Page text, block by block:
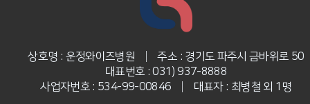
상호명 : 운정와이즈병원
주소 : 경기도 파주시 금바위로 50
대표번호 : 031) 937-8888
사업자번호 : 534-99-00846
대표자 : 최병철 외 1명